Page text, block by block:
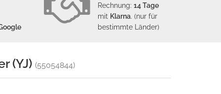
Rechnung: 14 Tage
mit Klarna. (nur für
bestimmte Länder)
(YJ) (55054844)